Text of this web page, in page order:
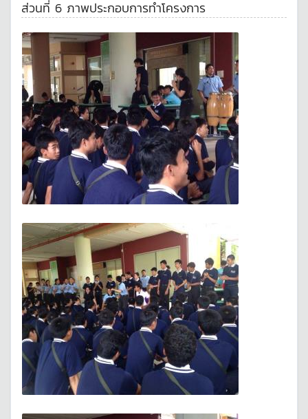
ส่วนที่ 6 ภาพประกอบการทำโครงการ